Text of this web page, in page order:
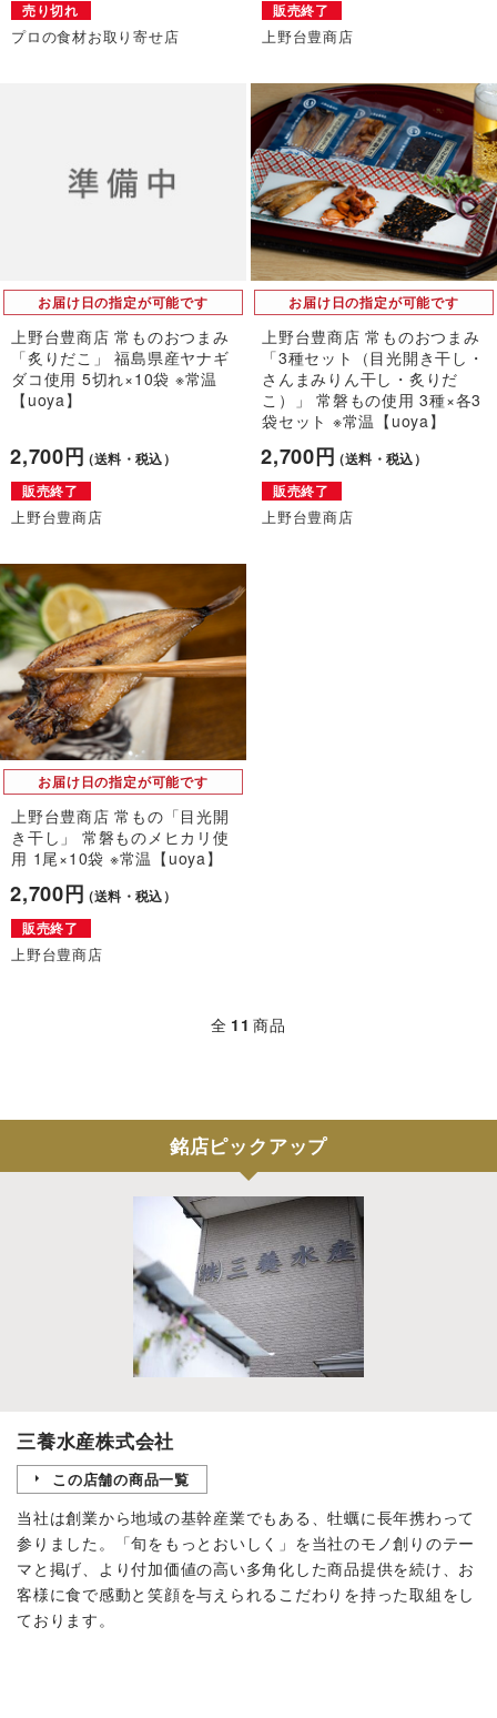
売り切れ
プロの食材お取り寄せ店
販売終了
上野台豊商店
お届け日の指定が可能です
上野台豊商店 常ものおつまみ
「炙りだこ」 福島県産ヤナギ
ダコ使用 5切れ×10袋 ※常温
【uoya】
2,700円（送料・税込）
販売終了
上野台豊商店
お届け日の指定が可能です
上野台豊商店 常ものおつまみ
「3種セット（目光開き干し・
さんまみりん干し・炙りだ
こ）」 常磐もの使用 3種×各3
袋セット ※常温【uoya】
2,700円（送料・税込）
販売終了
上野台豊商店
お届け日の指定が可能です
上野台豊商店 常もの「目光開
き干し」 常磐ものメヒカリ使
用 1尾×10袋 ※常温【uoya】
2,700円（送料・税込）
販売終了
上野台豊商店
全 11 商品
銘店ピックアップ
三養水産株式会社
この店舗の商品一覧
当社は創業から地域の基幹産業でもある、牡蠣に長年携わって
参りました。「旬をもっとおいしく」を当社のモノ創りのテー
マと掲げ、より付加価値の高い多角化した商品提供を続け、お
客様に食で感動と笑顔を与えられるこだわりを持った取組をし
ております。